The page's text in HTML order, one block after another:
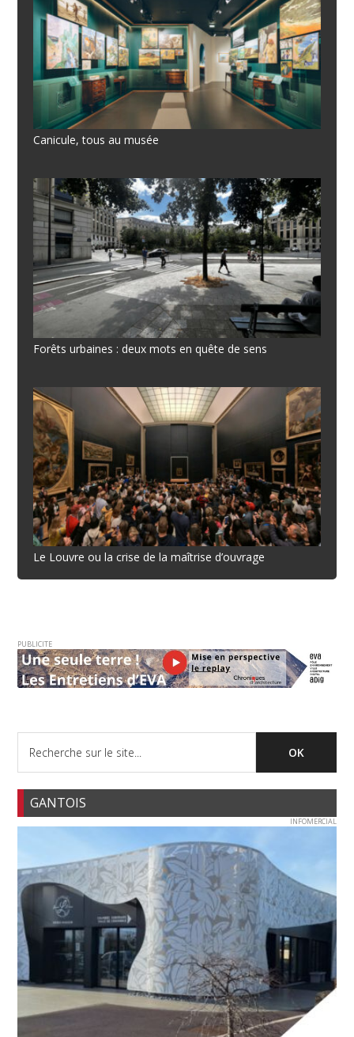
Canicule, tous au musée
Forêts urbaines : deux mots en quête de sens
Le Louvre ou la crise de la maîtrise d’ouvrage
PUBLICITE
GANTOIS
INFOMERCIAL